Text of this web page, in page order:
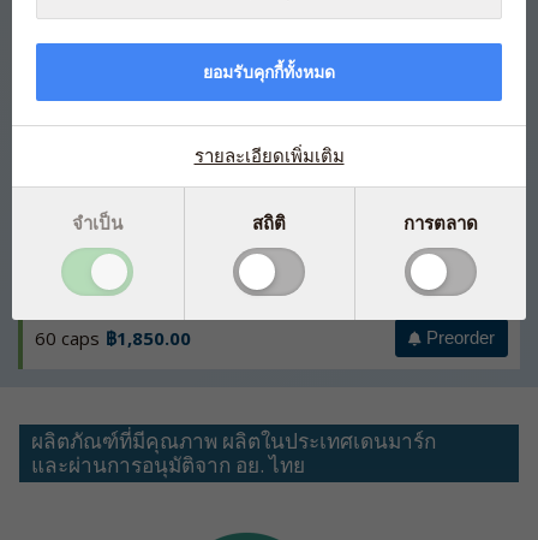
Bio-Quinone Q10 30 mg
วางตลาดในสหภาพยุโรปมากว่า 20 ปี
เป็น โคเอ็นไซม์คิวเทนบริสุทธิ์ (Coenzyme Q10) ในรูปแบบยูบิ
ควิโนน
มีส่วนผสมพิเศษของน้ำมันพืชจากเกษตรกรรมแบบยั่งยืน และ
ผลิตภายใต้มาตรฐาน การควบคุมด้านการผลิตยาประเทศ
เดนมาร์ก
60 caps ฿1,850.00 Preorder
ผลิตภัณฑ์ที่มีคุณภาพ ผลิตในประเทศเดนมาร์ก
และผ่านการอนุมัติจาก อย. ไทย
ยอมรับคุกกี้ทั้งหมด
รายละเอียดเพิ่มเติม
จำเป็น สถิติ การตลาด